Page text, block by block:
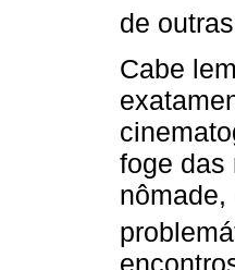
de
Cabe
foge das